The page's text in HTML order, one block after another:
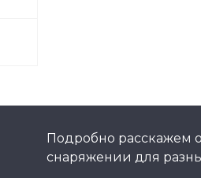
Подробно расскажем
снаряжении для